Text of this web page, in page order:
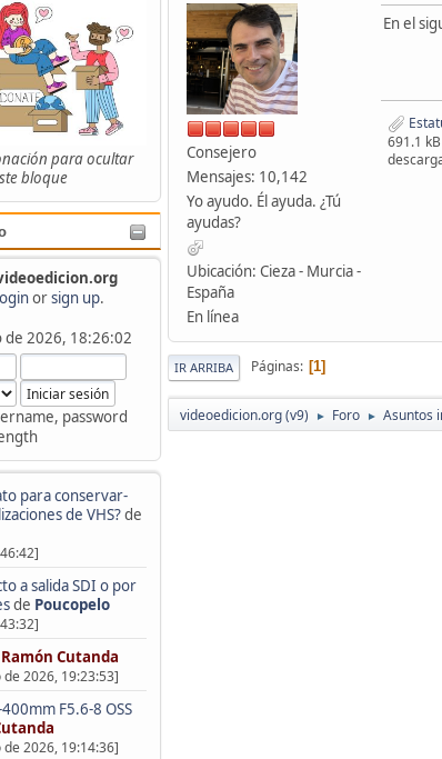
para ocultar
bloque
orsign up.
de 2026, 18:26:02
password
para conservar-
de VHS?de
a salida SDI o por
de Poucopelo
Ramón Cutanda
2026, 19:23:53]
F5.6-8 OSS
2026, 19:14:36]
Consejero
Mensajes: 10,142
Yo ayudo. Él ayuda. ¿Tú
ayudas?
Ubicación: Cieza - Murcia -
España
En línea
En el
691.1 kB
IR ARRIBA Páginas 1
videoedicion.org (v9) ► Foro ► Asuntos